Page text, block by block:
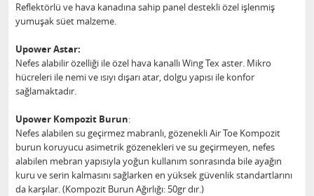
Reflektörlü ve hava kanadına sahip panel destekli özel işlenmiş
yumuşak süet malzeme.
Upower Astar:
Nefes alabilir özelliği ile özel hava kanallı Wing Tex aster. Mikro
hücreleri ile nemi ve ısıyı dışarı atar, dolgu yapısı ile konfor
sağlamaktadır.
Upower Kompozit Burun:
Nefes alabilen su geçirmez mabranlı, gözenekli Air Toe Kompozit
burun koruyucu asimetrik gözenekleri ve su geçirmeyen, nefes
alabilen mebran yapısıyla yoğun kullanım sonrasında bile ayağın
kuru ve serin kalmasını sağlarken en yüksek güvenlik standartlarını
da karşılar. (Kompozit Burun Ağırlığı: 50gr dır.)